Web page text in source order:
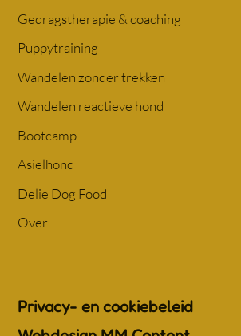
Gedragstherapie & coaching
Puppytraining
Wandelen zonder trekken
Wandelen reactieve hond
Bootcamp
Asielhond
Delie Dog Food
Over
Privacy- en cookiebeleid